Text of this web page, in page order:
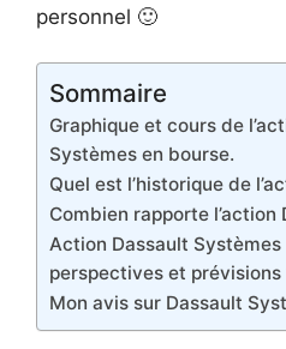
personnel 🙂
Sommaire
Graphique et cours de
Systèmes en bourse.
Quel est l’historique de
Combien rapporte l’action
Action Dassault Systèmes
perspectives et prévisions
Mon avis sur Dassault